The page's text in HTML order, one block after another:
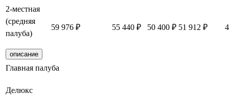
2-местная
(средняя
палуба)
описание
59 976 ₽ 55 440 ₽ 50 400 ₽ 51 912 ₽
Главная палуба
Делюкс